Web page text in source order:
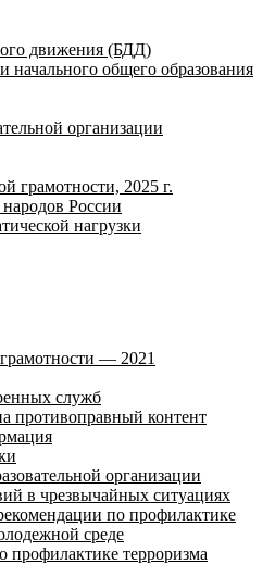
движения (БДД)
начального общего образования
организации
грамотности, 2025 г.
России
нагрузки
— 2021
служб
противоправный контент
организации
в чрезвычайных ситуациях
по профилактике
среде
профилактике терроризма